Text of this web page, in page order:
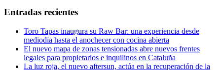
Entradas recientes
Toro Tapas inaugura su Raw Bar: una experiencia desde
mediodía hasta el anochecer con cocina abierta
El nuevo mapa de zonas tensionadas abre nuevos frentes
legales para propietarios e inquilinos en Cataluña
La luz roja, el nuevo aftersun, actúa en la recuperación de la